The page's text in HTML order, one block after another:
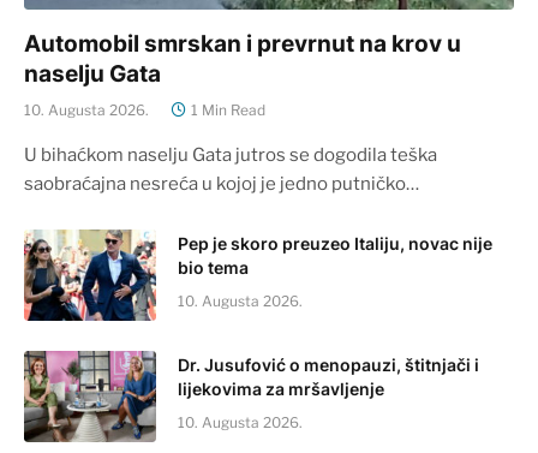
Automobil smrskan i prevrnut na krov u
naselju Gata
10. Augusta 2026. 1 Min Read
U bihaćkom naselju Gata jutros se dogodila teška
saobraćajna nesreća u kojoj je jedno putničko…
Pep je skoro preuzeo Italiju, novac nije
bio tema
10. Augusta 2026.
Dr. Jusufović o menopauzi, štitnjači i
lijekovima za mršavljenje
10. Augusta 2026.